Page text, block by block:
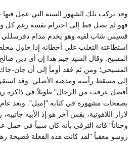
وقد تركت تلك الشهور الستة التي عمل فيها
فهو لم يصل قط إلى احترام نفسه رغم كل
قسيس شاب لقيه وهو يخدم مدام دفرسللي
استطاعته التغلب على أخطائه إذا حاول
المسيح. وقال السيد جيم هذا إن أي دين
المسيحي؛ ومن ثم فقد أومأ إلى أن جان-جاك
إلى مسقط رأسه ومذهبه الأصلي. وقد
أفضل عرفت من الرجال" طويلاً في ذاكرة
بصفحات مشهورة في كتابه "إميل". وبعد
لازار اللاهوتية، بقس آخر هو إذ الأبيه
وحناناً" فاته الترقي بأنه كان سبباً في حمل
روسو معقباً "لقد كانت هذه الفعلة فضيحة